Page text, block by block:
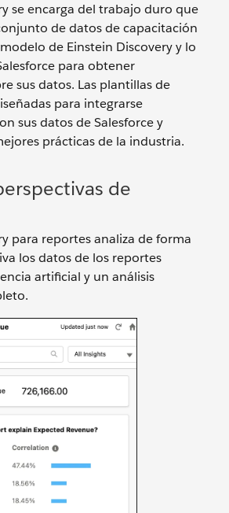
se encarga del trabajo duro que
de datos de capacitación
de Einstein Discovery y lo
para obtener
sus datos. Las plantillas de
para integrarse
sus datos de Salesforce y
prácticas de la industria.
de
para reportes analiza de forma
los datos de los reportes
artificial y un análisis